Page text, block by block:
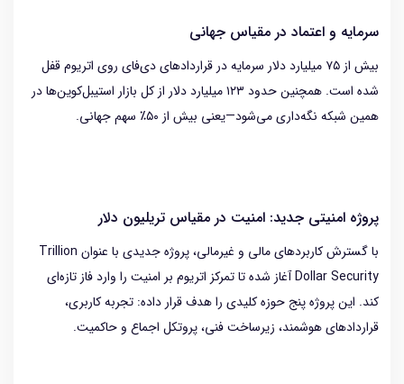
سرمایه‌ و اعتماد در مقیاس جهانی
بیش از ۷۵ میلیارد دلار سرمایه در قراردادهای دی‌فای روی اتریوم قفل
شده است. همچنین حدود ۱۲۳ میلیارد دلار از کل بازار استیبل‌کوین‌ها در
همین شبکه نگه‌داری می‌شود—یعنی بیش از ۵۰٪ سهم جهانی.
پروژه امنیتی جدید: امنیت در مقیاس تریلیون دلار
با گسترش کاربردهای مالی و غیرمالی، پروژه جدیدی با عنوان Trillion
Dollar Security آغاز شده تا تمرکز اتریوم بر امنیت را وارد فاز تازه‌ای
کند. این پروژه پنج حوزه کلیدی را هدف قرار داده: تجربه کاربری،
قراردادهای هوشمند، زیرساخت فنی، پروتکل اجماع و حاکمیت.